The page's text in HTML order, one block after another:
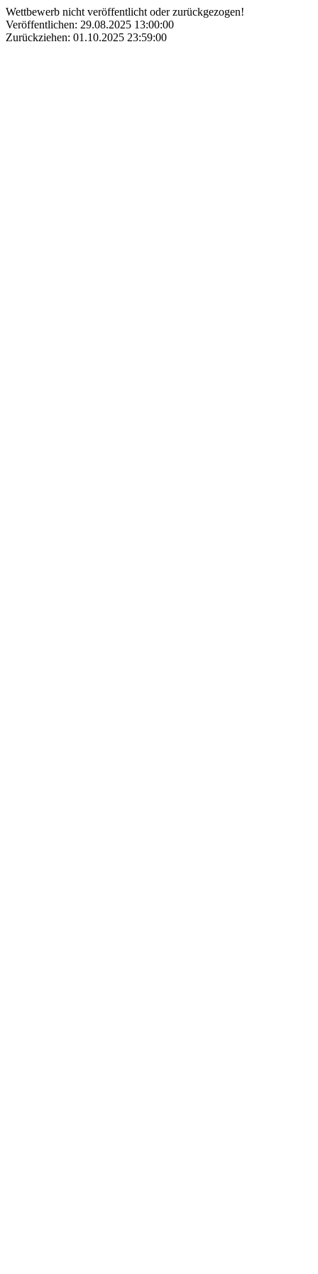
Wettbewerb nicht veröffentlicht oder zurückgezogen!
Veröffentlichen: 29.08.2025 13:00:00
Zurückziehen: 01.10.2025 23:59:00